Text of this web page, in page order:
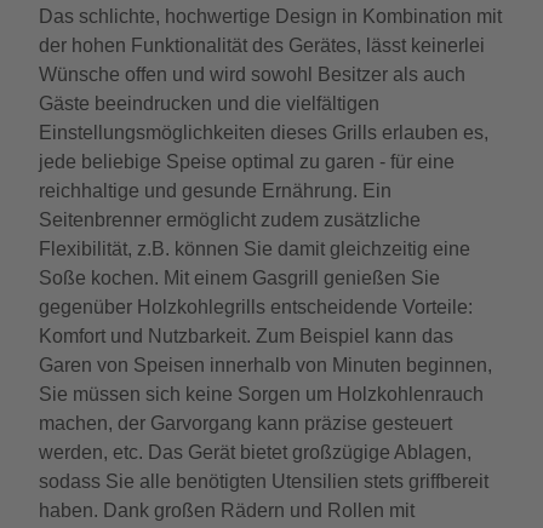
Das schlichte, hochwertige Design in Kombination mit
der hohen Funktionalität des Gerätes, lässt keinerlei
Wünsche offen und wird sowohl Besitzer als auch
Gäste beeindrucken und die vielfältigen
Einstellungsmöglichkeiten dieses Grills erlauben es,
jede beliebige Speise optimal zu garen - für eine
reichhaltige und gesunde Ernährung. Ein
Seitenbrenner ermöglicht zudem zusätzliche
Flexibilität, z.B. können Sie damit gleichzeitig eine
Soße kochen. Mit einem Gasgrill genießen Sie
gegenüber Holzkohlegrills entscheidende Vorteile:
Komfort und Nutzbarkeit. Zum Beispiel kann das
Garen von Speisen innerhalb von Minuten beginnen,
Sie müssen sich keine Sorgen um Holzkohlenrauch
machen, der Garvorgang kann präzise gesteuert
werden, etc. Das Gerät bietet großzügige Ablagen,
sodass Sie alle benötigten Utensilien stets griffbereit
haben. Dank großen Rädern und Rollen mit